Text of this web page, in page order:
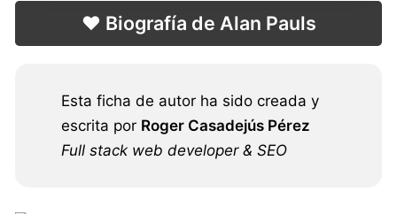
❤️ Biografía de Alan Pauls
Esta ficha de autor ha sido creada y
escrita por Roger Casadejús Pérez
Full stack web developer & SEO